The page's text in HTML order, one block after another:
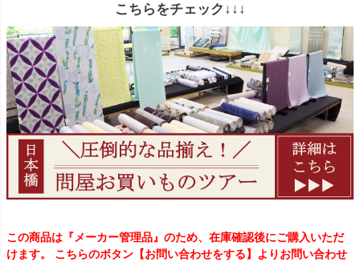
こちらをチェック↓↓↓
この商品は『メーカー管理品』のため、在庫確認後にご購入いただ
けます。 こちらのボタン【お問い合わせをする】よりお問い合わせ